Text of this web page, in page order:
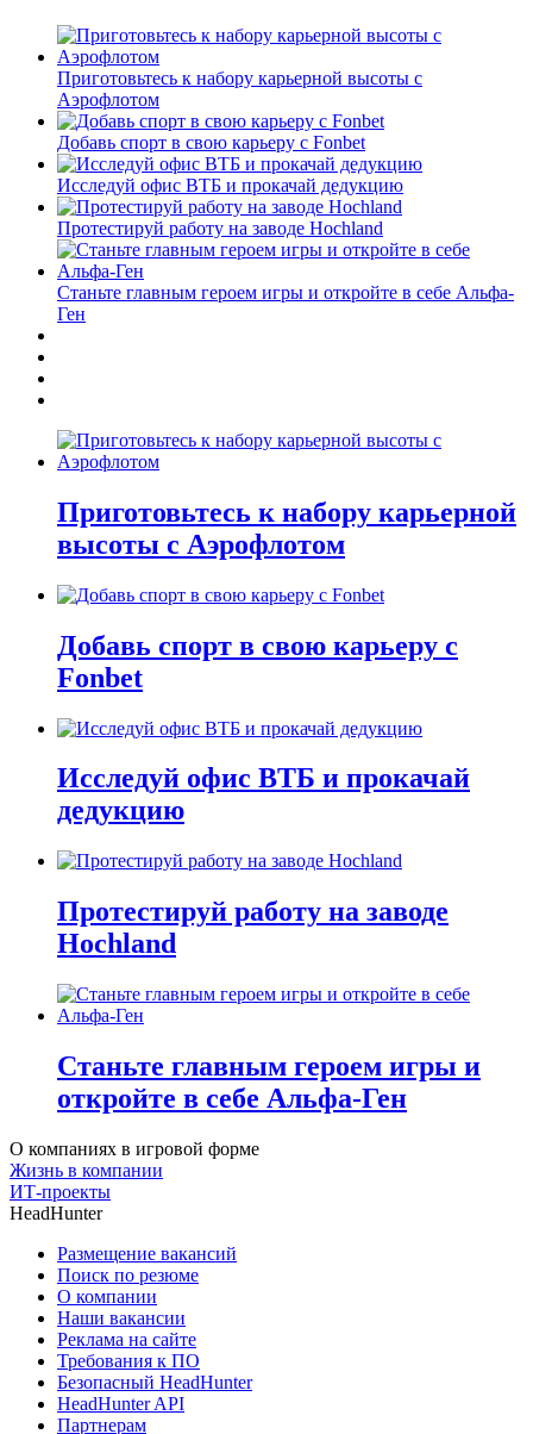
Приготовьтесь к набору карьерной высоты с
Аэрофлотом
Добавь спорт в свою карьеру с Fonbet
Исследуй офис ВТБ и прокачай дедукцию
Протестируй работу на заводе Hochland
Станьте главным героем игры и откройте в себе Альфа-
Ген
Приготовьтесь к набору карьерной
высоты с Аэрофлотом
Добавь спорт в свою карьеру с
Fonbet
Исследуй офис ВТБ и прокачай
дедукцию
Протестируй работу на заводе
Hochland
Станьте главным героем игры и
откройте в себе Альфа-Ген
О компаниях в игровой форме
Жизнь в компании
ИТ-проекты
HeadHunter
Размещение вакансий
Поиск по резюме
О компании
Наши вакансии
Реклама на сайте
Требования к ПО
Безопасный HeadHunter
HeadHunter API
Партнерам